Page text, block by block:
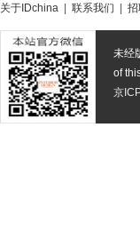
关于IDchina 联系我们 招
未经
of
京